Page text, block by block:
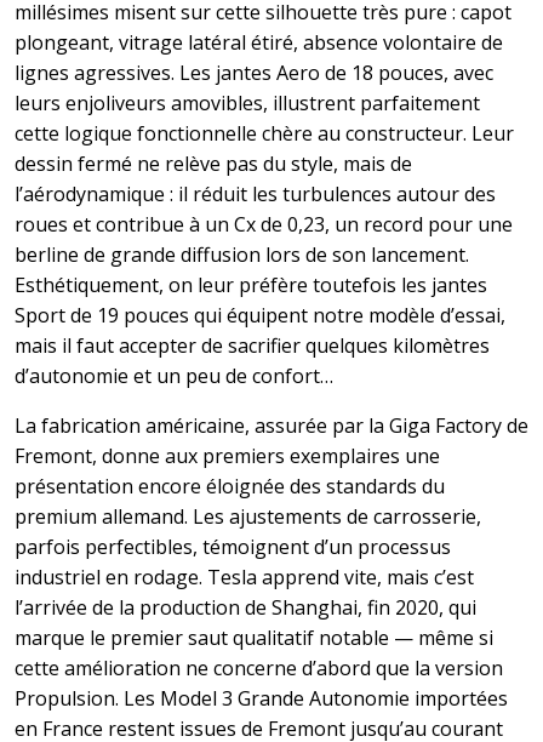
millésimes misent sur cette silhouette très pure : capot
plongeant, vitrage latéral étiré, absence volontaire de
lignes agressives. Les jantes Aero de 18 pouces, avec
leurs enjoliveurs amovibles, illustrent parfaitement
cette logique fonctionnelle chère au constructeur. Leur
dessin fermé ne relève pas du style, mais de
l’aérodynamique : il réduit les turbulences autour des
roues et contribue à un Cx de 0,23, un record pour une
berline de grande diffusion lors de son lancement.
Esthétiquement, on leur préfère toutefois les jantes
Sport de 19 pouces qui équipent notre modèle d’essai,
mais il faut accepter de sacrifier quelques kilomètres
d’autonomie et un peu de confort…
La fabrication américaine, assurée par la Giga Factory de
Fremont, donne aux premiers exemplaires une
présentation encore éloignée des standards du
premium allemand. Les ajustements de carrosserie,
parfois perfectibles, témoignent d’un processus
industriel en rodage. Tesla apprend vite, mais c’est
l’arrivée de la production de Shanghai, fin 2020, qui
marque le premier saut qualitatif notable — même si
cette amélioration ne concerne d’abord que la version
Propulsion. Les Model 3 Grande Autonomie importées
en France restent issues de Fremont jusqu’au courant